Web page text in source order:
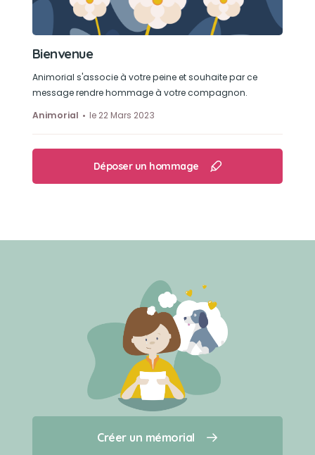
Créer un mémorial
Qui sommes-nous ?
Bienvenue
Animorial s'associe à votre peine et souhaite par ce
message rendre hommage à votre compagnon.
Animorial
le 22 Mars 2023
Déposer un hommage
Créer un mémorial